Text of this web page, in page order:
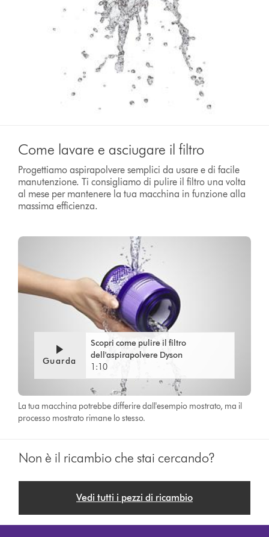
Come lavare e asciugare il filtro
Progettiamo aspirapolvere semplici da usare e di facile
manutenzione. Ti consigliamo di pulire il filtro una volta
al mese per mantenere la tua macchina in funzione alla
massima efficienza.
Guarda
Scopri come pulire il filtro
dell'aspirapolvere Dyson
1:10
La tua macchina potrebbe differire dall'esempio mostrato, ma il
processo mostrato rimane lo stesso.
Non è il ricambio che stai cercando?
Vedi tutti i pezzi di ricambio